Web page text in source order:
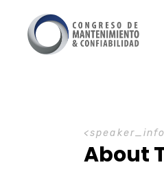
About